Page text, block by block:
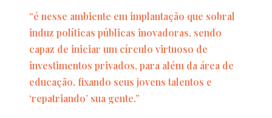
“é nesse ambiente em implantação que sobral
induz políticas públicas inovadoras, sendo
capaz de iniciar um círculo virtuoso de
investimentos privados, para além da área de
educação, fixando seus jovens talentos e
‘repatriando’ sua gente.”